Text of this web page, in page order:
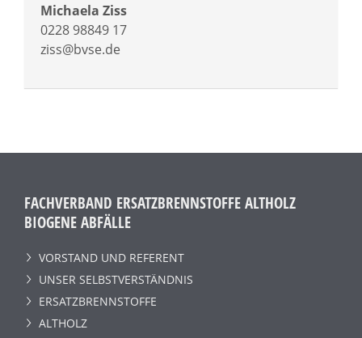
Michaela Ziss
0228 98849 17
ziss@bvse.de
FACHVERBAND ERSATZBRENNSTOFFE ALTHOLZ
BIOGENE ABFÄLLE
VORSTAND UND REFERENT
UNSER SELBSTVERSTÄNDNIS
ERSATZBRENNSTOFFE
ALTHOLZ